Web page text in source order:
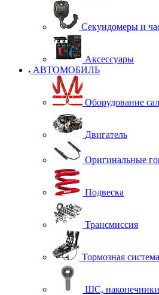
Секундомеры и
Аксессуары
АВТОМОБИЛЬ
Оборудование
Двигатель
Оригинальные
Подвеска
Трансмиссия
Тормозная система
ШС,